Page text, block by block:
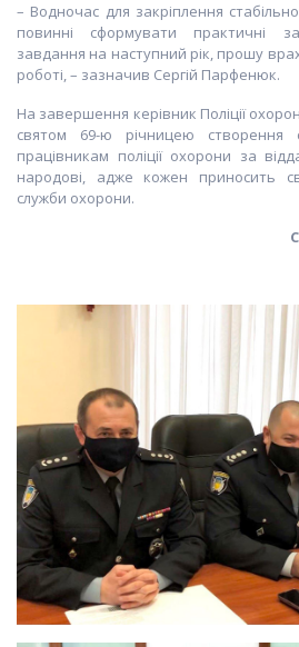
– Водночас для закріплення
повинні сформувати практичні
завдання на наступний рік, прошу
роботі, – зазначив Сергій Парфенюк.
На завершення керівник Поліції
святом 69-ю річницею створення
працівникам поліції охорони за
народові, адже кожен приносить
служби охорони.